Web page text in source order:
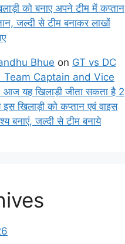
को बनाए अपने टीम में कप्तान
जल्दी से टीम बनाकर लाखों
Bhue on GT vs DC
Team Captain and Vice
यह खिलाड़ी जीता सकता है 2
खिलाड़ी को कप्तान एवं वाइस
बनाएं, जल्दी से टीम बनाये